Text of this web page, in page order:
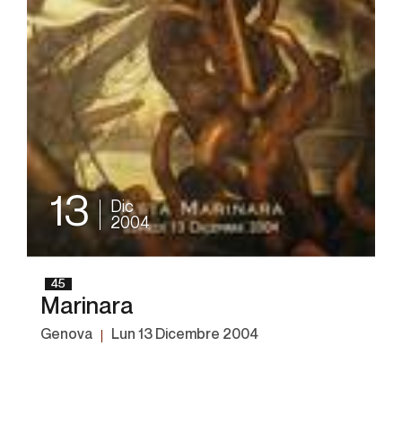
13
Dic
2004
45
Marinara
Genova lun 13 Dicembre 2004